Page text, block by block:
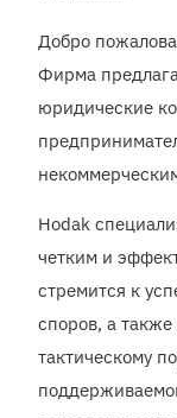
Добро
Фирма
юридические
Hodak
четким и
стремится к
споров, а также
тактическому